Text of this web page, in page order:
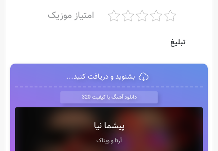
امتیاز موزیک
تبلیغ
بشنوید و دریافت کنید...
دانلود آهنگ با کیفیت 320
پیشما نیا
آرتا و ویناک